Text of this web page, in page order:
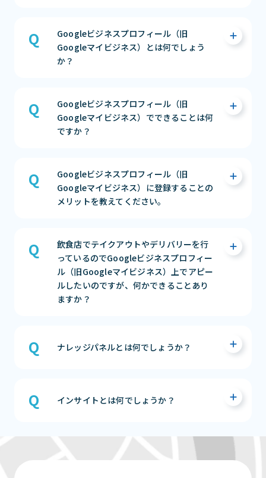
日付まで入力可）
3）ハガキによるオーナー確認
まずは相談する（無料）
在宅ビジネスや非店舗型ビジネスを運営され
ている場合も、Google マイビジネスはご利用
いただけます。ご住所の表示または非表示に関
Googleビジネスプロフィール（旧
Googleマイビジネス）とは何でしょう
か？
やGoogleマップなど)で、自店舗の情報（住
所、営業時間、電話番号）を表示したり、それ
を管理したりすることができる無料ツールで
まずは相談する（無料）
Googleビジネスプロフィール（旧
Googleマイビジネス）でできることは何
ですか？
イビジネス）では、以下のことができます。
・店舗の基本情報（住所、電話番号、営業時
できる
・クチコミの管理およびクチコミ返信ができ
る
・リアルタイムの情報発信ができる（イベン
ト・最新情報・特典）
まずは相談する（無料）
Googleビジネスプロフィール（旧
Googleマイビジネス）に登録することの
メリットを教えてください。
イビジネス）に登録することのメリットは4つ
あります。
・自分の店舗の「正しい情報」を管理ができ
る
・無料で集客活動ができる
飲食店でテイクアウトやデリバリーを行
っているのでGoogleビジネスプロフィー
ル（旧Googleマイビジネス）上でアピー
ルしたいのですが、何かできることあり
ますか？
詳細」や「属性」項目にて設定いただくこと
「ドライブスルー」「テイクアウト」「高齢
ナレッジパネルとは何でしょうか？
ースには通常のWebサイト検索結果が表示さ
インサイトとは何でしょうか？
インサイトではウェブ上でどのように検索さ